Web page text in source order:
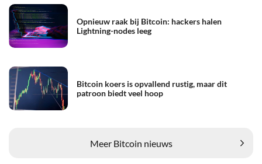
Opnieuw raak bij Bitcoin: hackers halen
Lightning-nodes leeg
Bitcoin koers is opvallend rustig, maar dit
patroon biedt veel hoop
Meer Bitcoin nieuws